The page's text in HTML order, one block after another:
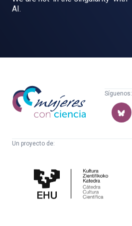
AI.
Mujeres
con
ciencia
Síguenos:
Un proyecto de:
Cultura
Científica